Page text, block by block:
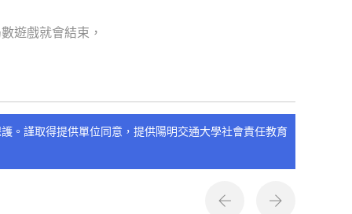
遊戲就會結束，
。謹取得提供單位同意，提供陽明交通大學社會責任教育